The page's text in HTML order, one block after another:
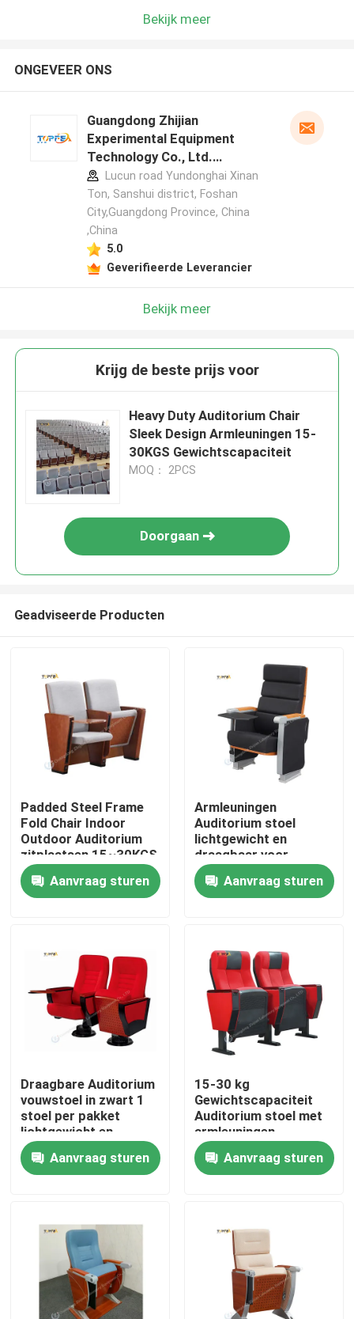
Thuis
VR-show
Over ons
Kwaliteitscontrole
Contacteer ons
Laboratoriumwerkbanken
De Kap van de laboratoriumdamp
Bekijk meer
ONGEVEER ONS
Guangdong Zhijian
Experimental Equipment
Technology Co., Ltd.
fabrikant profiel
Lucun road Yundonghai Xinan
Ton, Sanshui district, Foshan
City,Guangdong Province, China
,China
5.0
Geverifieerde Leverancier
Bekijk meer
Krijg de beste prijs voor
Heavy Duty Auditorium Chair
Sleek Design Armleuningen 15-
30KGS Gewichtscapaciteit
MOQ： 2PCS
Doorgaan
Geadviseerde Producten
Padded Steel Frame
Fold Chair Indoor
Outdoor Auditorium
zitplaatsen 15~30KGS
Gewichtscapaciteit
Aanvraag sturen
Armleuningen
Auditorium stoel
lichtgewicht en
draagbaar voor
klantvereisten
Aanvraag sturen
Draagbare Auditorium
vouwstoel in zwart 1
stoel per pakket
lichtgewicht en
gemakkelijk te dragen
Aanvraag sturen
15-30 kg
Gewichtscapaciteit
Auditorium stoel met
armleuningen
aanpasbaar
Aanvraag sturen